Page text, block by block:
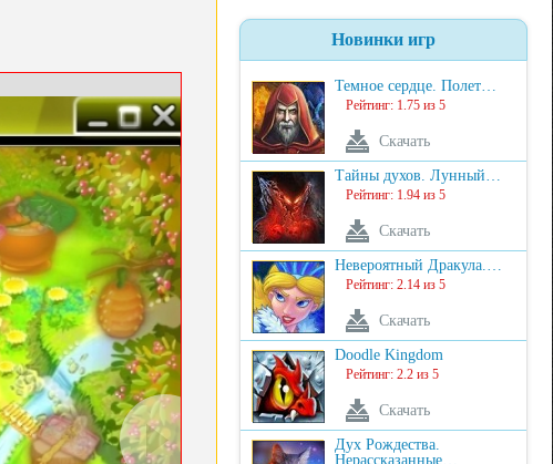
Новинки игр
Темное сердце. Полет…
Рейтинг: 1.75 из 5
Скачать
Тайны духов. Лунный…
Рейтинг: 1.94 из 5
Скачать
Невероятный Дракула.…
Рейтинг: 2.14 из 5
Скачать
Doodle Kingdom
Рейтинг: 2.2 из 5
Скачать
Дух Рождества.
Нерассказанные…